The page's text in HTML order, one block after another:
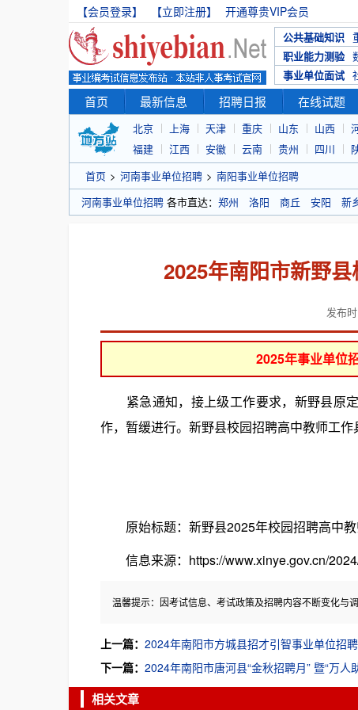
【会员登录】 【立即注册】 开通尊贵VIP会员
公共基础知识
职业能力测验
事业单位面试
首页 最新信息 招聘日报 在线试题
北京 上海 天津 重庆 山东 山西
福建
江西 安徽 云南 贵州 四川
首页 > 河南事业单位招聘 > 南阳事业单位招聘
河南事业单位招聘 各市直达： 郑州 洛阳 商丘 安阳 新
2025年南阳市新野县
发布
2025年事业单位
紧急通知，接上级工作要求，新野县原定
作，暂缓进行。新野县校园招聘高中教师工
原始标题：新野县2025年校园招聘高中教
信息来源：https://www.xinye.gov.cn/
温馨提示：因考试信息、考试政策及招聘内容不断变化与
上一篇： 2024年南阳市方城县招才引智事业单位招
下一篇： 2024年南阳市唐河县“金秋招聘月” 暨“万人
相关文章